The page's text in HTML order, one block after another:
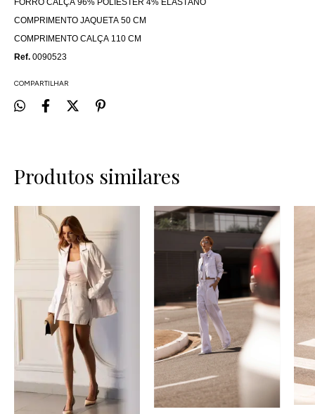
FORRO CALÇA 96% POLIÉSTER 4% ELASTANO
COMPRIMENTO JAQUETA 50 CM
COMPRIMENTO CALÇA 110 CM
Ref. 0090523
COMPARTILHAR
Produtos similares